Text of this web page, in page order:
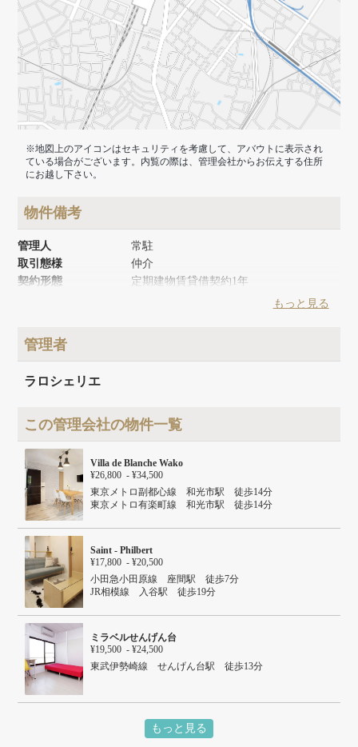
※地図上のアイコンはセキュリティを考慮して、アバウトに表示され
ている場合がございます。内覧の際は、管理会社からお伝えする住所
にお越し下さい。
物件備考
管理人
常駐
取引態様
仲介
契約形態
定期建物賃貸借契約1年
建物面積
建物構造
もっと見る
管理者
ラロシェリエ
この管理会社の物件一覧
Villa de Blanche Wako
¥26,800 - ¥34,500
東京メトロ副都心線 和光市駅 徒歩14分
東京メトロ有楽町線 和光市駅 徒歩14分
Saint - Philbert
¥17,800 - ¥20,500
小田急小田原線 座間駅 徒歩7分
JR相模線 入谷駅 徒歩19分
ミラベルせんげん台
¥19,500 - ¥24,500
東武伊勢崎線 せんげん台駅 徒歩13分
もっと見る